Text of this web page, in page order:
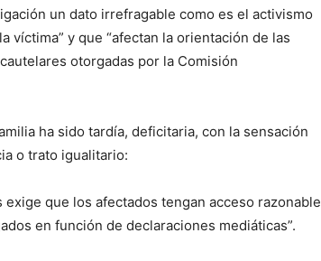
un dato irrefragable como es el activismo
y que “afectan la orientación de las
otorgadas por la Comisión
ha sido tardía, deficitaria, con la sensación
o trato igualitario:
que los afectados tengan acceso razonable
en función de declaraciones mediáticas”.